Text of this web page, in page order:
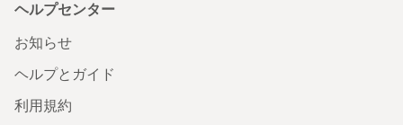
ヘルプセンター
お知らせ
ヘルプとガイド
利用規約